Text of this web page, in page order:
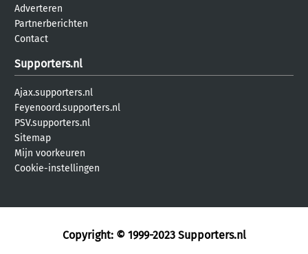
Adverteren
Partnerberichten
Contact
Supporters.nl
Ajax.supporters.nl
Feyenoord.supporters.nl
PSV.supporters.nl
Sitemap
Mijn voorkeuren
Cookie-instellingen
Copyright: © 1999-2023 Supporters.nl